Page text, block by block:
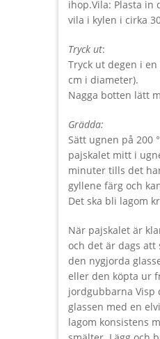
ihop.Vila: Plasta in
vila i kylen i cirka
Tryck ut:
Tryck ut degen i
cm i diameter).
Nagga botten lätt
Grädda:
Sätt ugnen på 200
pajskalet mitt i
minuter tills det
gyllene färg och
Det ska bli lagom
När pajskalet är
och det är dags att
den nygjorda
eller den köpta ur
jordgubbarna Visp
glassen med en
lagom konsistens